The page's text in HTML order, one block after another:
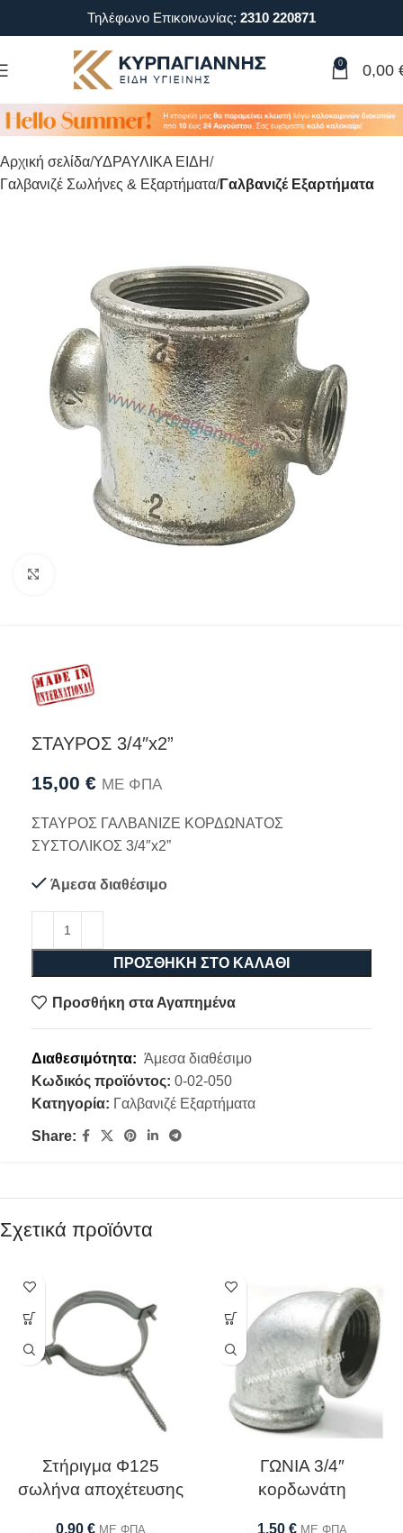
Τηλέφωνο Επικοινωνίας: 2310 220871
0 0,00
Αρχική σελίδα ΥΔΡΑΥΛΙΚΑ ΕΙΔΗ
Γαλβανιζέ Σωλήνες & Εξαρτήματα Γαλβανιζέ Εξαρτήματα
ΣΤΑΥΡΟΣ 3/4″x2”
15,00 € ΜΕ ΦΠΑ
ΣΤΑΥΡΟΣ ΓΑΛΒΑΝΙΖΕ ΚΟΡΔΩΝΑΤΟΣ
ΣΥΣΤΟΛΙΚΟΣ 3/4″x2”
Άμεσα διαθέσιμο
ΠΡΟΣΘΉΚΗ ΣΤΟ ΚΑΛΆΘΙ
Προσθήκη στα Αγαπημένα
Διαθεσιμότητα: Άμεσα διαθέσιμο
Κωδικός προϊόντος: 0-02-050
Κατηγορία: Γαλβανιζέ Εξαρτήματα
Share:
Σχετικά προϊόντα
Στήριγμα Φ125
σωλήνα αποχέτευσης
0,90 € ΜΕ ΦΠΑ
ΓΩΝΙΑ 3/4″
κορδωνάτη
1,50 € ΜΕ ΦΠΑ